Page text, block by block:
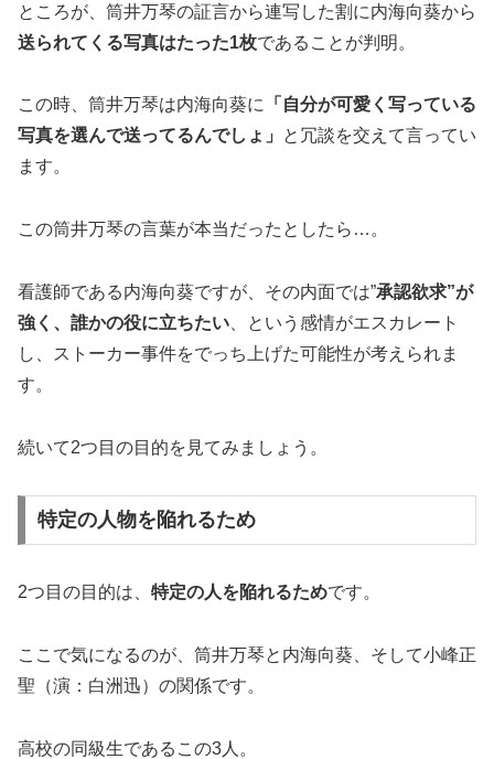
ところが、筒井万琴の証言から連写した割に内海向葵から
送られてくる写真はたった1枚であることが判明。
この時、筒井万琴は内海向葵に
「自分が可愛く写っている
写真を選んで送ってるんでしょ」
と冗談を交えて言ってい
ます。
この筒井万琴の言葉が本当だったとしたら…。
看護師である内海向葵ですが、その内面では”承認欲求”が
強く、誰かの役に立ちたい 、という感情がエスカレート
し、ストーカー事件をでっち上げた可能性が考えられま
す。
続いて2つ目の目的を見てみましょう。
特定の人物を陥れるため
2つ目の目的は、 特定の人を陥れるためです。
ここで気になるのが、筒井万琴と内海向葵、そして小峰正
聖（演：白洲迅）の関係です。
高校の同級生であるこの3人。